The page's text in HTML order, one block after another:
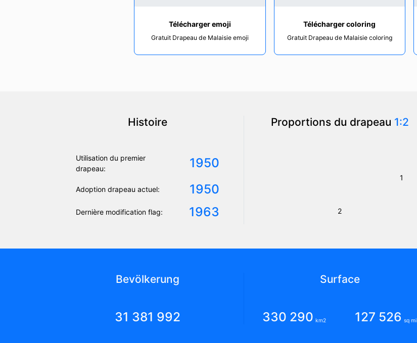
Télécharger emoji
Gratuit Drapeau de Malaisie emoji
Télécharger coloring
Gratuit Drapeau de Malaisie coloring
Histoire
Utilisation du premier
drapeau:
1950
Adoption drapeau actuel: 1950
Dernière modification flag: 1963
Proportions du drapeau 1:2
2
1
Bevölkerung
31 381 992
Surface
330 290 km2 127 526 sq mi